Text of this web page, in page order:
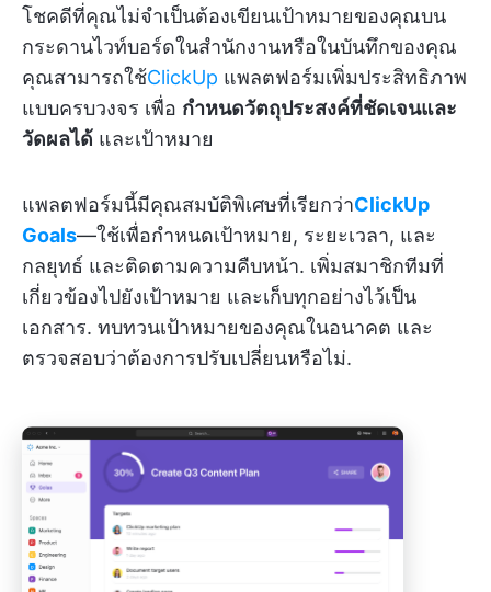
โชคดีที่คุณไม่จำเป็นต้องเขียนเป้าหมายของคุณบน
กระดานไวท์บอร์ดในสำนักงานหรือในบันทึกของคุณ
คุณสามารถใช้ClickUp แพลตฟอร์มเพิ่มประสิทธิภาพ
แบบครบวงจร เพื่อ กำหนดวัตถุประสงค์ที่ชัดเจนและ
วัดผลได้ และเป้าหมาย
แพลตฟอร์มนี้มีคุณสมบัติพิเศษที่เรียกว่าClickUp
Goals—ใช้เพื่อกำหนดเป้าหมาย, ระยะเวลา, และ
กลยุทธ์ และติดตามความคืบหน้า. เพิ่มสมาชิกทีมที่
เกี่ยวข้องไปยังเป้าหมาย และเก็บทุกอย่างไว้เป็น
เอกสาร. ทบทวนเป้าหมายของคุณในอนาคต และ
ตรวจสอบว่าต้องการปรับเปลี่ยนหรือไม่.